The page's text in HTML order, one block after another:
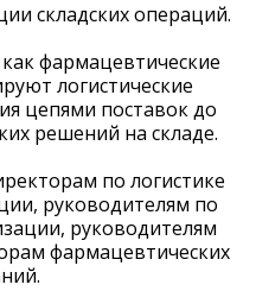
складских операций.
фармацевтические
логистические
цепями поставок до
решений на складе.
по логистике
руководителям по
руководителям
фармацевтических